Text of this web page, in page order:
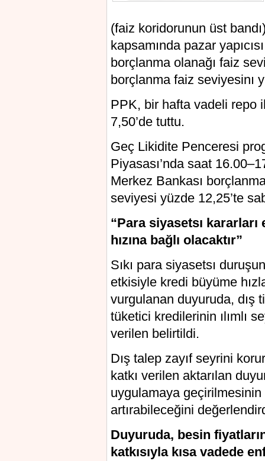
(faiz koridorunun üst
kapsamında pazar
borçlanma olanağı faiz
borçlanma faiz seviyesinı
PPK, bir hafta vadeli repo
7,50’de tuttu.
Geç Likidite Penceresi
Piyasası’nda saat
Merkez Bankası
seviyesi yüzde 12,25’te
“Para siyasetsı
hızına bağlı olacaktır”
Sıkı para siyasetsı
etkisiyle kredi büyüme
vurgulanan duyuruda, dış
tüketici kredilerinin ılımlı
verilen belirtildi.
Dış talep zayıf seyrini
katkı verilen aktarılan
uygulamaya
artırabileceğini
Duyuruda, besin
katkısıyla kısa vadede